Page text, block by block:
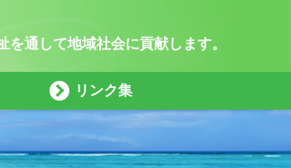
通して地域社会に貢献します。
リンク集